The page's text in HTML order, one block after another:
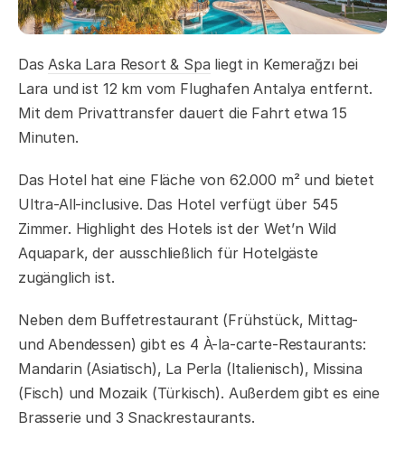
Das Aska Lara Resort & Spa liegt in Kemerağzı bei
Lara und ist 12 km vom Flughafen Antalya entfernt.
Mit dem Privattransfer dauert die Fahrt etwa 15
Minuten.
Das Hotel hat eine Fläche von 62.000 m² und bietet
Ultra-All-inclusive. Das Hotel verfügt über 545
Zimmer. Highlight des Hotels ist der Wet’n Wild
Aquapark, der ausschließlich für Hotelgäste
zugänglich ist.
Neben dem Buffetrestaurant (Frühstück, Mittag-
und Abendessen) gibt es 4 À-la-carte-Restaurants:
Mandarin (Asiatisch), La Perla (Italienisch), Missina
(Fisch) und Mozaik (Türkisch). Außerdem gibt es eine
Brasserie und 3 Snackrestaurants.